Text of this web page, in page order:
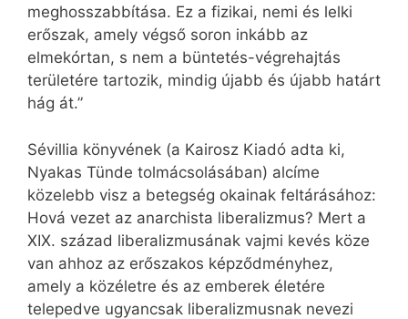
meghosszabbítása. Ez a fizikai, nemi és lelki
erőszak, amely végső soron inkább az
elmekórtan, s nem a büntetés-végrehajtás
területére tartozik, mindig újabb és újabb határt
hág át.”
Sévillia könyvének (a Kairosz Kiadó adta ki,
Nyakas Tünde tolmácsolásában) alcíme
közelebb visz a betegség okainak feltárásához:
Hová vezet az anarchista liberalizmus? Mert a
XIX. század liberalizmusának vajmi kevés köze
van ahhoz az erőszakos képződményhez,
amely a közéletre és az emberek életére
telepedve ugyancsak liberalizmusnak nevezi